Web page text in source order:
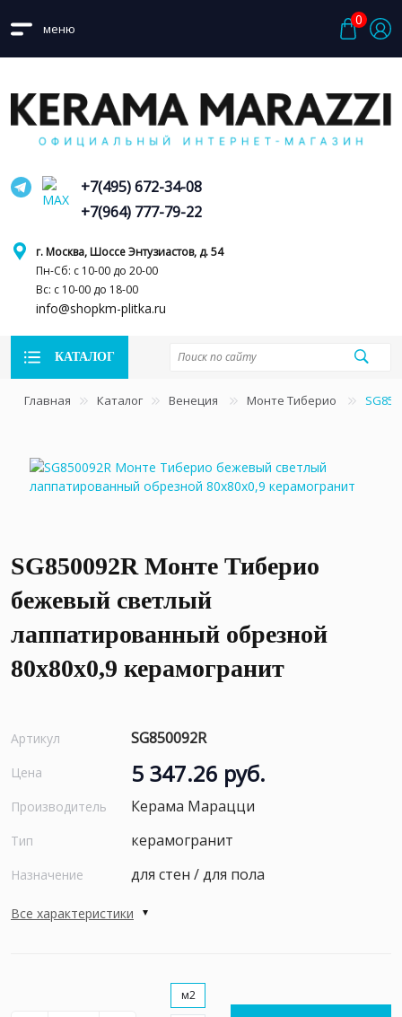
меню
0
г. Москва, Шоссе Энтузиастов, д. 54
Пн-Сб: с 10-00 до 20-00
Вс: с 10-00 до 18-00
info@shopkm-plitka.ru
+7(495) 672-34-08
+7(964) 777-79-22
КАТАЛОГ
Главная Каталог Венеция Монте Тиберио
SG850092R Монте Тиберио
бежевый светлый
лаппатированный обрезной
80x80x0,9 керамогранит
Артикул SG850092R
Цена 5 347.26 руб.
Производитель Керама Марацци
Тип керамогранит
Назначение для стен / для пола
Все характеристики
м2